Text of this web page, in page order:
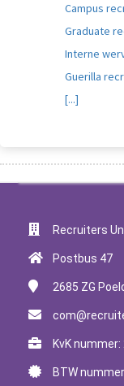
Campus
Graduate
Interne
Guerilla
[...]
Recruiters
Postbus 47
2685 ZG
KvK
BTW